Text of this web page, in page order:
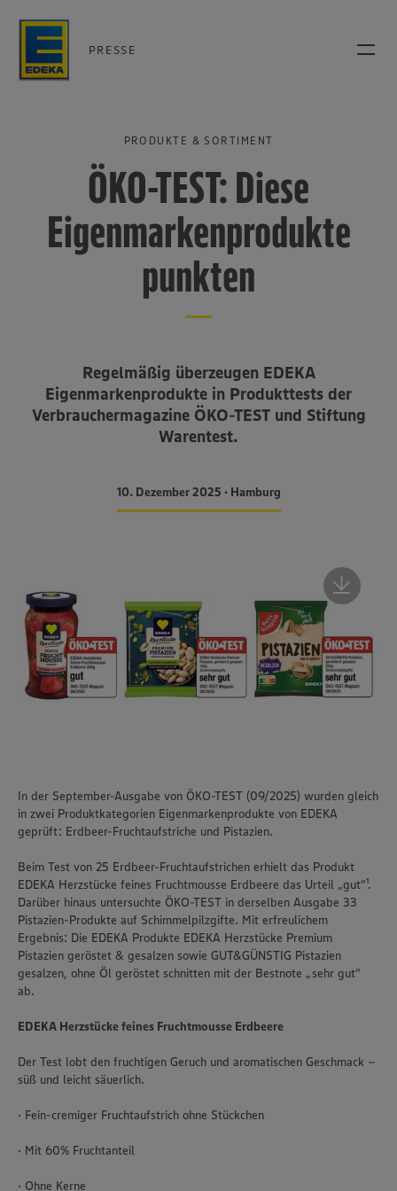
PRESSE
PRODUKTE & SORTIMENT
ÖKO-TEST: Diese
Eigenmarkenprodukte
punkten
Regelmäßig überzeugen EDEKA
Eigenmarkenprodukte in Produkttests der
Verbrauchermagazine ÖKO-TEST und Stiftung
Warentest.
10. Dezember 2025 • Hamburg
In der September-Ausgabe von ÖKO-TEST (09/2025) wurden gleich
in zwei Produktkategorien Eigenmarkenprodukte von EDEKA
geprüft: Erdbeer-Fruchtaufstriche und Pistazien.
Beim Test von 25 Erdbeer-Fruchtaufstrichen erhielt das Produkt
EDEKA Herzstücke feines Fruchtmousse Erdbeere das Urteil „gut“¹.
Darüber hinaus untersuchte ÖKO-TEST in derselben Ausgabe 33
Pistazien-Produkte auf Schimmelpilzgifte. Mit erfreulichem
Ergebnis: Die EDEKA Produkte EDEKA Herzstücke Premium
Pistazien geröstet & gesalzen sowie GUT&GÜNSTIG Pistazien
gesalzen, ohne Öl geröstet schnitten mit der Bestnote „sehr gut“
ab.
EDEKA Herzstücke feines Fruchtmousse Erdbeere
Der Test lobt den fruchtigen Geruch und aromatischen Geschmack –
süß und leicht säuerlich.
· Fein-cremiger Fruchtaufstrich ohne Stückchen
· Mit 60% Fruchtanteil
· Ohne Kerne